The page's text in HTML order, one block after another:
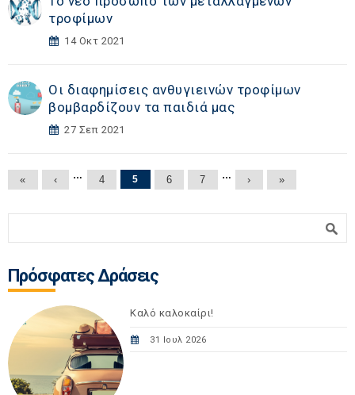
τροφίμων
14 Οκτ 2021
Οι διαφημίσεις ανθυγιεινών τροφίμων
βομβαρδίζουν τα παιδιά μας
27 Σεπ 2021
Σελίδες
« ‹ … 4 5 6 7 … › »
Πρόσφατες Δράσεις
Καλό καλοκαίρι!
31 Ιουλ 2026